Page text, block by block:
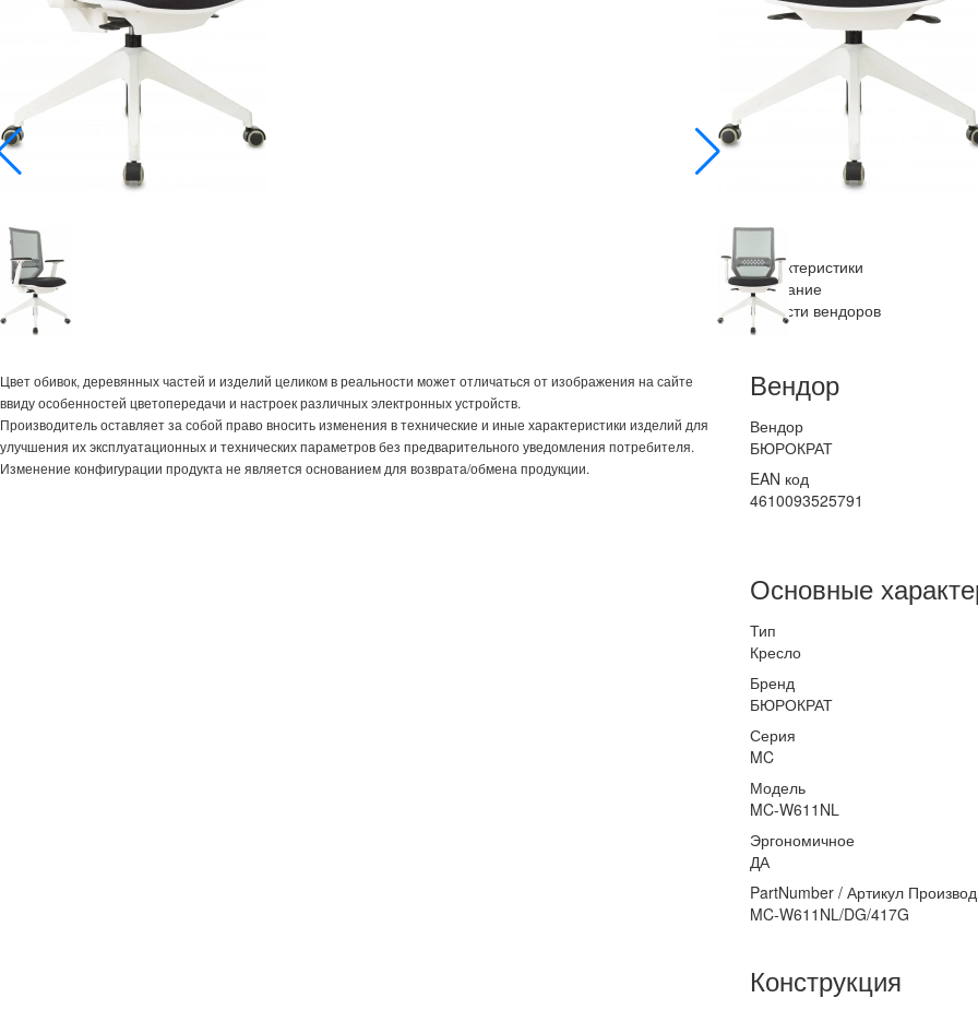
Цвет обивок, деревянных частей и изделий целиком в реальности может отличаться от изображения на сайте
ввиду особенностей цветопередачи и настроек различных электронных устройств.
Производитель оставляет за собой право вносить изменения в технические и иные характеристики изделий для
улучшения их эксплуатационных и технических параметров без предварительного уведомления потребителя.
Изменение конфигурации продукта не является основанием для возврата/обмена продукции.
Купить в розницу
Купить оптом
b2b.merlion.com
Сохранить PDF
Характеристики
Описание
Новости вендоров
Вендор
Вендор
БЮРОКРАТ
EAN код
4610093525791
Основные
Тип
Кресло
Бренд
БЮРОКРАТ
Серия
MC
Модель
MC-W611NL
Эргономичное
ДА
PartNumber / Артикул
MC-W611NL/DG/417G
Конструкция